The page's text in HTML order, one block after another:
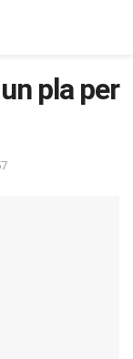
pla per